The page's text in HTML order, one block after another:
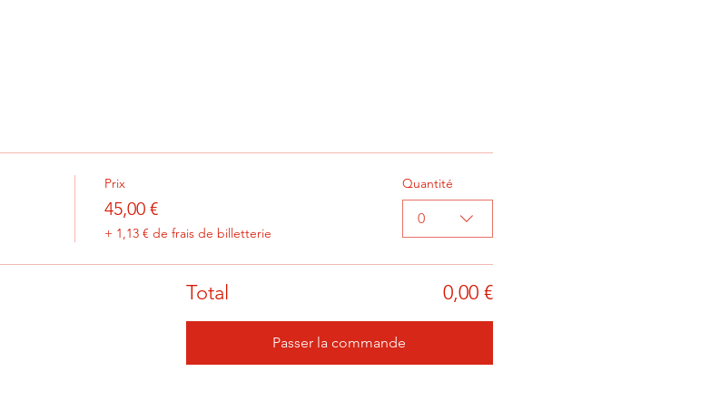
Prix
45,00 €
+ 1,13 € de frais de billetterie
Quantité
0
Total 0,00 €
Passer la commande